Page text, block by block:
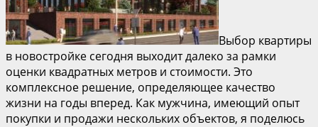
Выбор квартиры
в новостройке сегодня выходит далеко за рамки
оценки квадратных метров и стоимости. Это
комплексное решение, определяющее качество
жизни на годы вперед. Как мужчина, имеющий опыт
покупки и продажи нескольких объектов, я поделюсь